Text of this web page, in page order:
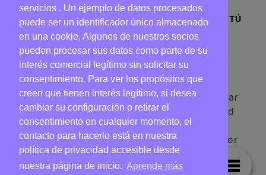
❤️ AMAMOS LOS HINCHABLES TANTO COMO TÚ
⚽️🎪🎤🎲⛳️🏏🥅🎯🎳🍩🍾🍶🍟🐊🦈🌴🌵🙊🐸🦆🐥
La mejor web de información para comprar
hinchables o alquilar hinchables en Madrid
en 2024. Información sobre tipos de
hinchables y servicios. Proporcionados por
terceros, incluyendo afiliación de Amazon y
Aliexpress sin recopilar tus datos. Contacto:
servicios . Un ejemplo de datos procesados ​​
puede ser un identificador único almacenado
en una cookie. Algunos de nuestros socios
pueden procesar sus datos como parte de su
interés comercial legítimo sin solicitar su
consentimiento. Para ver los propósitos que
creen que tienen interés legítimo, si desea
cambiar su configuración o retirar el
consentimiento en cualquier momento, el
contacto para hacerlo está en nuestra
política de privacidad accesible desde
nuestra página de inicio. Aprende más